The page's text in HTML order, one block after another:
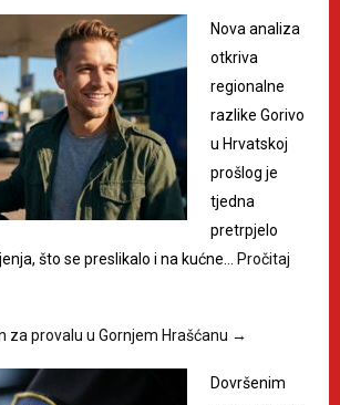
Nova analiza
otkriva
regionalne
razlike Gorivo
u Hrvatskoj
prošlog je
tjedna
pretrpjelo
što se preslikalo i na kućne…
Pročitaj
za provalu u Gornjem Hrašćanu →
Dovršenim